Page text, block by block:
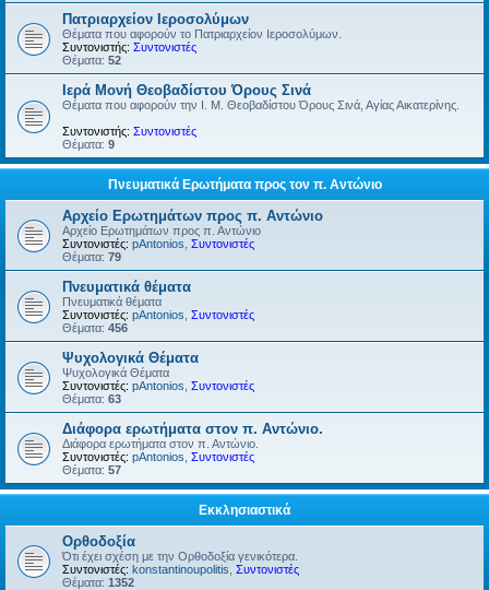
Πατριαρχείον Ιεροσολύμων
Θέματα που αφορούν το Πατριαρχείον Ιεροσολύμων.
Συντονιστής: Συντονιστές
Θέματα: 52
Ιερά Μονή Θεοβαδίστου Όρους Σινά
Θέματα που αφορούν την Ι. Μ. Θεοβαδίστου Όρους Σινά, Αγίας Αικατερίνης.
Συντονιστής: Συντονιστές
Θέματα: 9
Πνευματικά Ερωτήματα προς τον π. Αντώνιο
Αρχείο Ερωτημάτων προς π. Αντώνιο
Αρχείο Ερωτημάτων προς π. Αντώνιο
Συντονιστές: pAntonios Συντονιστές
Θέματα: 79
Πνευματικά θέματα
Πνευματικά θέματα
Συντονιστές: pAntonios Συντονιστές
Θέματα: 456
Ψυχολογικά Θέματα
Ψυχολογικά Θέματα
Συντονιστές: pAntonios Συντονιστές
Θέματα: 63
Διάφορα ερωτήματα στον π. Αντώνιο.
Διάφορα ερωτήματα στον π. Αντώνιο.
Συντονιστές: pAntonios Συντονιστές
Θέματα: 57
Εκκλησιαστικά
Ορθοδοξία
Ότι έχει σχέση με την Ορθοδοξία γενικότερα.
Συντονιστές: konstantinoupolitis Συντονιστές
Θέματα: 1352